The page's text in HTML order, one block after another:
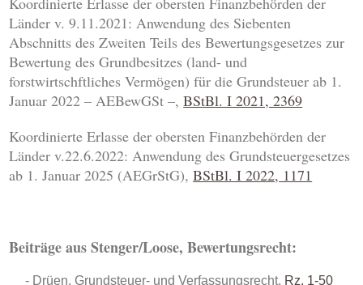
Länder v. 9.11.2021: Anwendung des Siebenten
Abschnitts des Zweiten Teils des Bewertungsgesetzes zur
Bewertung des Grundbesitzes (land- und
forstwirtschftliches Vermögen) für die Grundsteuer ab 1.
Januar 2022 – AEBewGSt –,BStBl. I 2021, 2369
Koordinierte Erlasse der obersten Finanzbehörden der
Länder v.22.6.2022: Anwendung des Grundsteuergesetzes
ab 1. Januar 2025 (AEGrStG),BStBl. I 2022, 1171
Beiträge aus Stenger/Loose, Bewertungsrecht:
Drüen, Grundsteuer- und Verfassungsrecht, Rz. 1-50